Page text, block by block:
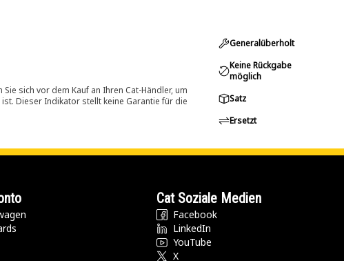
sich vor dem Kauf an Ihren Cat-Händler, um
Dieser Indikator stellt keine Garantie für die
Generalüberholt
Keine Rückgabe
möglich
Satz
Ersetzt
Cat Soziale Medien
Facebook
LinkedIn
YouTube
X